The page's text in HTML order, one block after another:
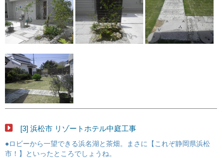
[3] 浜松市 リゾートホテル中庭工事
●ロビーから一望できる浜名湖と茶畑。まさに【これぞ静岡県浜松
市！】といったところでしょうね。